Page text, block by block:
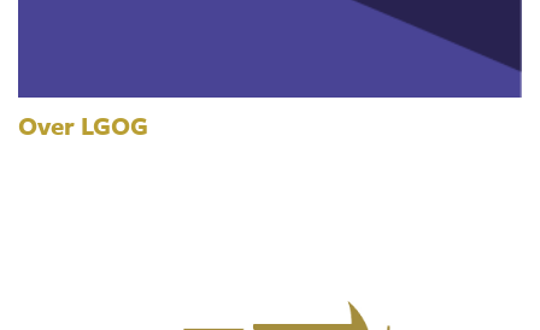
Over LGOG